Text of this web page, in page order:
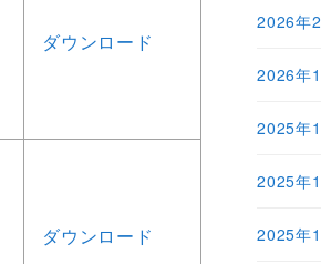
ダウンロード
ダウンロード
2026年
2026年
2025年
2025年
2025年